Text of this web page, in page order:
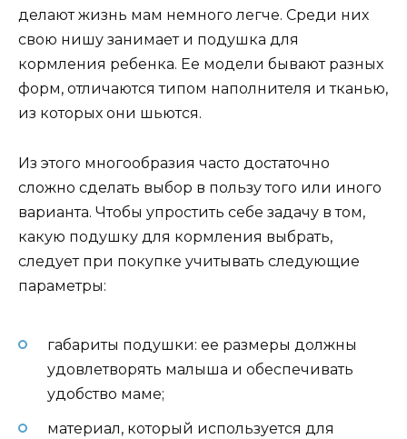
делают жизнь мам немного легче. Среди них
свою нишу занимает и подушка для
кормления ребенка. Ее модели бывают разных
форм, отличаются типом наполнителя и тканью,
из которых они шьются.
Из этого многообразия часто достаточно
сложно сделать выбор в пользу того или иного
варианта. Чтобы упростить себе задачу в том,
какую подушку для кормления выбрать,
следует при покупке учитывать следующие
параметры:
габариты подушки: ее размеры должны
удовлетворять малыша и обеспечивать
удобство маме;
материал, который используется для